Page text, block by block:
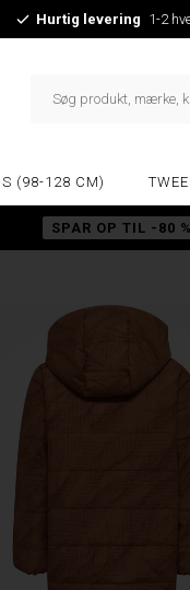
Hurtig levering 1-2
(98-128 CM)
SPAR OP TIL -80